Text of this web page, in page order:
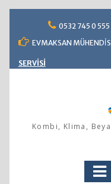
content
0532 745 0 555
EVMAKSAN
SERVİSİ
Kombi, Klima,